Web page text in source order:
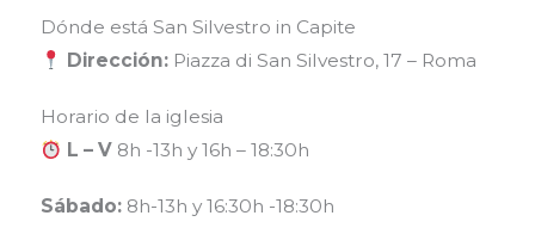
Dónde está San Silvestro in Capite
Dirección:Piazza di San Silvestro, 17 – Roma
Horario de la iglesia
L – V 8h -13h y 16h – 18:30h
Sábado: 8h-13h y 16:30h -18:30h